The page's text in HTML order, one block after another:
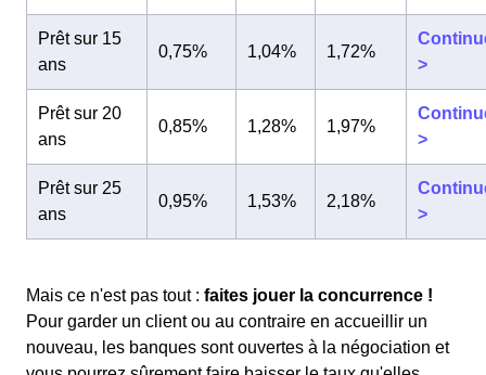
Prêt sur 15
ans
0,75% 1,04% 1,72%
>
Prêt sur 20
ans
0,85% 1,28% 1,97%
>
Prêt sur 25
ans
0,95% 1,53% 2,18%
>
Mais ce n'est pas tout : faites jouer la concurrence !
Pour garder un client ou au contraire en accueillir un
nouveau, les banques sont ouvertes à la négociation et